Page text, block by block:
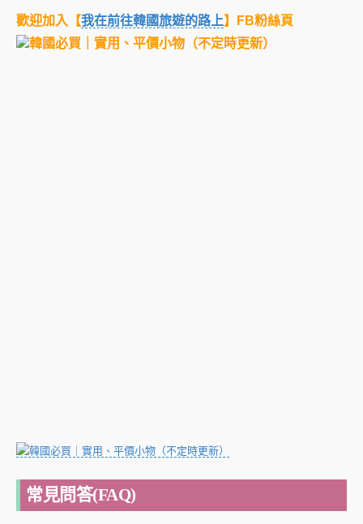
歡迎加入【我在前往韓國旅遊的路上】FB粉絲頁
常見問答(FAQ)